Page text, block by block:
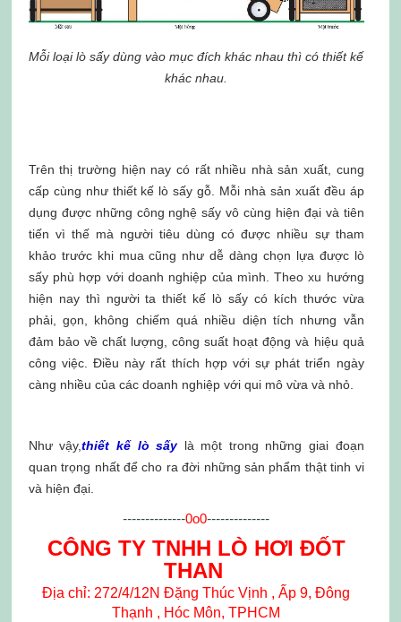
Mỗi loại lò sấy dùng vào mục đích khác nhau thì có thiết kế
khác nhau.
Trên thị trường hiện nay có rất nhiều nhà sản xuất, cung
cấp cùng như thiết kế lò sấy gỗ. Mỗi nhà sản xuất đều áp
dụng được những công nghệ sấy vô cùng hiện đại và tiên
tiến vì thế mà người tiêu dùng có được nhiều sự tham
khảo trước khi mua cũng như dễ dàng chọn lựa được lò
sấy phù hợp với doanh nghiệp của mình. Theo xu hướng
hiện nay thì người ta thiết kế lò sấy có kích thước vừa
phải, gọn, không chiếm quá nhiều diện tích nhưng vẫn
đảm bảo về chất lượng, công suất hoạt động và hiệu quả
công việc. Điều này rất thích hợp với sự phát triển ngày
càng nhiều của các doanh nghiệp với qui mô vừa và nhỏ.
Như vậy,thiết kế lò sấy là một trong những giai đoạn
quan trọng nhất để cho ra đời những sản phẩm thật tinh vi
và hiện đại.
--------------0o0--------------
CÔNG TY TNHH LÒ HƠI ĐỐT
THAN
Địa chỉ: 272/4/12N Đặng Thúc Vịnh , Ấp 9, Đông
Thạnh , Hóc Môn, TPHCM